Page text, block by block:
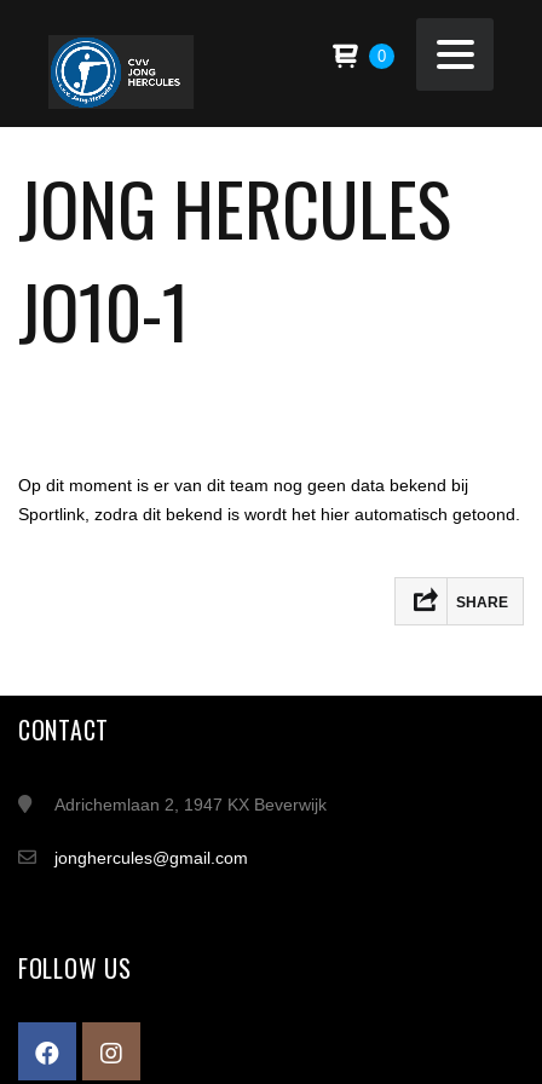
0
JONG HERCULES
JO10-1
Op dit moment is er van dit team nog geen data bekend bij
Sportlink, zodra dit bekend is wordt het hier automatisch getoond.
SHARE
CONTACT
Adrichemlaan 2, 1947 KX Beverwijk
jonghercules@gmail.com
FOLLOW US